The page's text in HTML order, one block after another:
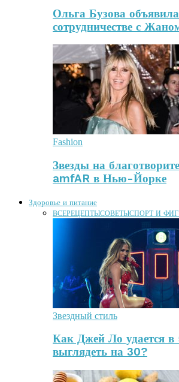
Ольга Бузова
сотрудничестве с
Fashion
Звезды на
amfAR в Нью-Йорке
Здоровье и питание
ВСЕРЕЦЕПТЫСОВЕТЫСПОРТ И
Звездный стиль
Как Джей Ло удается в
выглядеть на 30?